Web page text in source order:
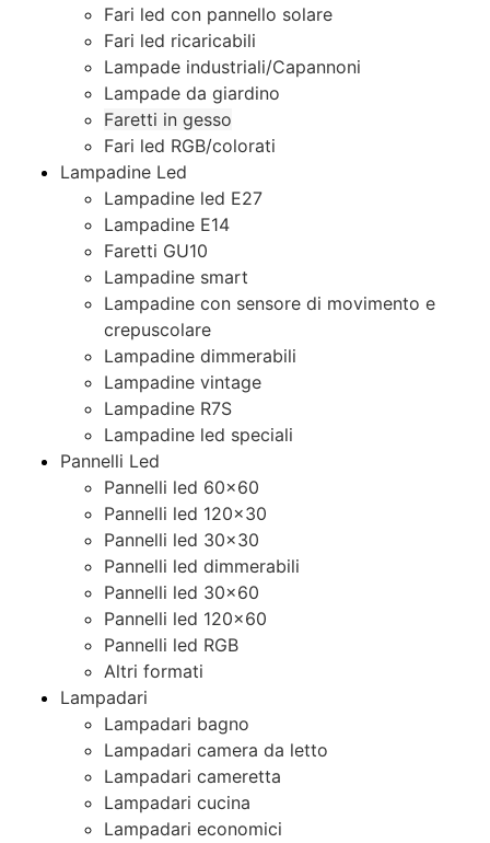
Fari led con pannello solare
Fari led ricaricabili
Lampade industriali/Capannoni
Lampade da giardino
Faretti in gesso
Fari led RGB/colorati
Lampadine Led
Lampadine led E27
Lampadine E14
Faretti GU10
Lampadine smart
Lampadine con sensore di movimento e
crepuscolare
Lampadine dimmerabili
Lampadine vintage
Lampadine R7S
Lampadine led speciali
Pannelli Led
Pannelli led 60×60
Pannelli led 120×30
Pannelli led 30×30
Pannelli led dimmerabili
Pannelli led 30×60
Pannelli led 120×60
Pannelli led RGB
Altri formati
Lampadari
Lampadari bagno
Lampadari camera da letto
Lampadari cameretta
Lampadari cucina
Lampadari economici